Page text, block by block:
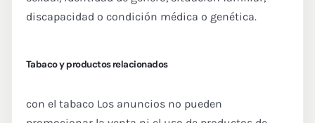
discapacidad o condición médica o genética.
Tabaco y productos relacionados
con el tabaco Los anuncios no pueden